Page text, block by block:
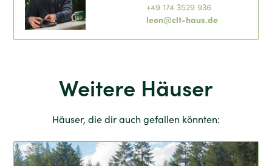
+49 174 3529 936
leon@clt-haus.de
Weitere Häuser
Häuser, die dir auch gefallen könnten: